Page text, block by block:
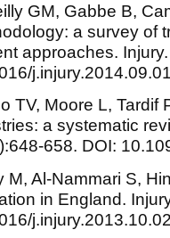
GM, Gabbe B,
a survey of
approaches.
TV, Moore L, Tardif
a systematic
658. DOI:
M, Al-Nammari S,
in England.